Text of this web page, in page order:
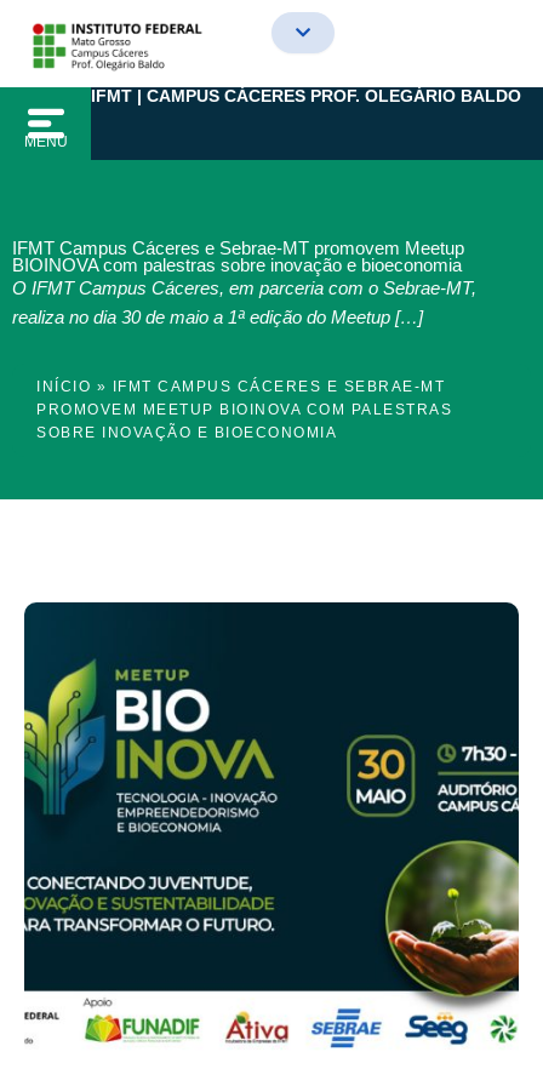
para
MENU
IFMT | CAMPUS CÁCERES PROF. OLEGÁRIO BALDO
IFMT Campus Cáceres e Sebrae-MT promovem Meetup
BIOINOVA com palestras sobre inovação e bioeconomia
O IFMT Campus Cáceres, em parceria com o Sebrae-MT,
realiza no dia 30 de maio a 1ª edição do Meetup […]
INÍCIO »
IFMT CAMPUS CÁCERES E SEBRAE-MT
PROMOVEM MEETUP BIOINOVA COM PALESTRAS
SOBRE INOVAÇÃO E BIOECONOMIA